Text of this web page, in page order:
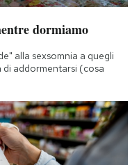
dormiamo
alla sexsomnia a quegli
addormentarsi (cosa